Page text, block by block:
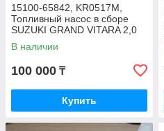
15100-65842, KR0517M,
Топливный насос в сборе
SUZUKI GRAND VITARA 2,0
05-08/ XL-7 2.7 02-06, KRAUF
В наличии
100 000 ₸
Купить